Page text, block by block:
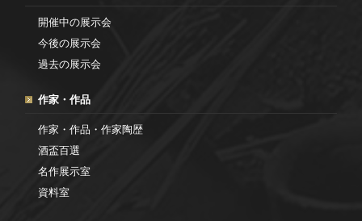
開催中の展示会
今後の展示会
過去の展示会
作家・作品
作家・作品・作家陶歴
酒盃百選
名作展示室
資料室